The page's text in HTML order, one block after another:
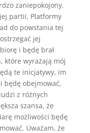
zaniepokojony.
partii, Platformy
do powstania tej
jej
i będę brał
które wyrażają mój
te inicjatywy, im
będę obejmować,
z różnych
szansa, że
możliwości będę
Uważam, że